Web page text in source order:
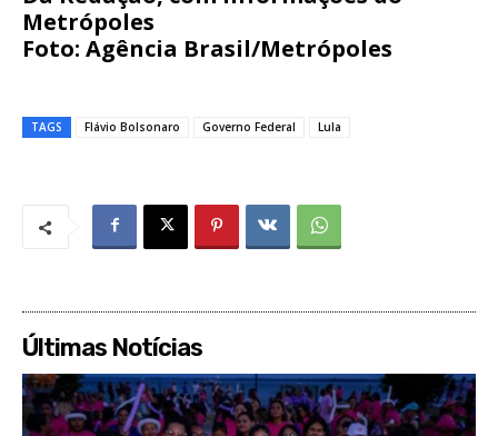
Metrópoles
Foto: Agência Brasil/Metrópoles
TAGS Flávio Bolsonaro Governo Federal Lula
Últimas Notícias